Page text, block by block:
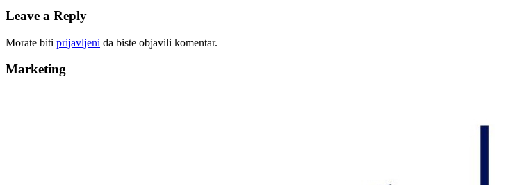
Leave a Reply
Morate biti prijavljeni da biste objavili komentar.
Marketing